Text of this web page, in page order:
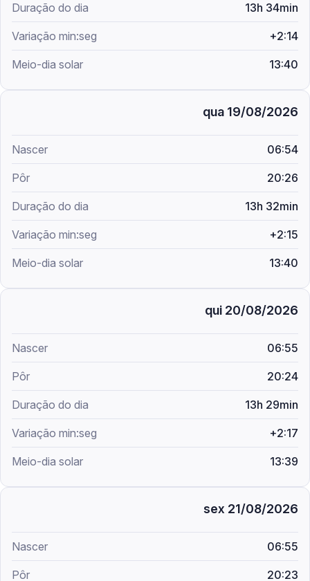
13h 34min
+2:14
13:40
qua 19/08/2026
06:54
20:26
13h 32min
+2:15
13:40
qui 20/08/2026
06:55
20:24
13h 29min
+2:17
13:39
sex 21/08/2026
06:55
20:23